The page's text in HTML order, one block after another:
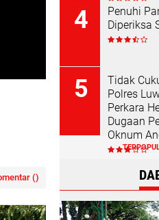
()
Penuhi
Diperiksa
Tidak
Polres
Perkara
Dugaan
Oknum